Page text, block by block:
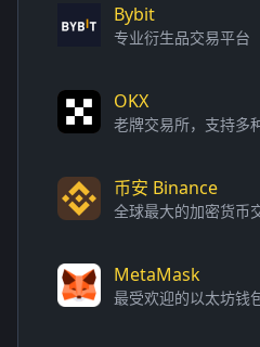
Bybit
专业衍生品交易平台
OKX
老牌交易所，支持多
币安 Binance
全球最大的加密货币
MetaMask
最受欢迎的以太坊钱